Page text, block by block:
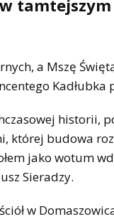
a Mszę
historii,
której budowa
jako wotum
Sieradzy.
w